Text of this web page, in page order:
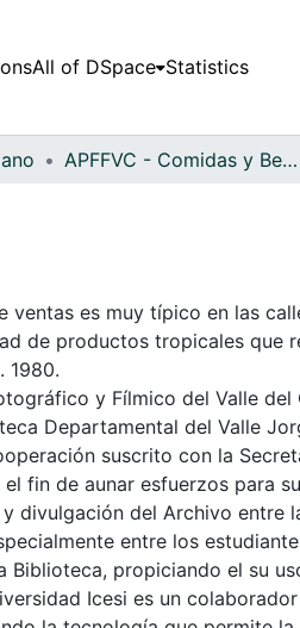
All of DSpace Statistics
APFFVC - Comidas y Bebidas - Patrimonial
ventas es muy típico en las
de productos tropicales que
1980.
y Fílmico del Valle del
Departamental del Valle
suscrito con la
fin de aunar esfuerzos para su
divulgación del Archivo entre
entre los
Biblioteca, propiciando el su
Icesi es un